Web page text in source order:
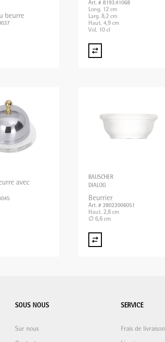
beurre
Art. # 8193.41068
Long. 12 cm
Larg. 8,2 cm
Haut. 4,9 cm
Vol. 10 cl
avec
BAUSCHER
DIALOG
Beurrier
Art. # 28022006051
Haut. 2,8 cm
∅ 6,6 cm
SOUS NOUS
Sur nous
SERVICE
Frais de livraison